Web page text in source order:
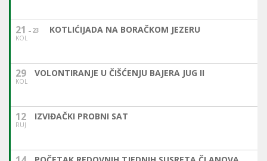
21
KOL
23 KOTLIĆIJADA NA BORAČKOM JEZERU
29
KOL
VOLONTIRANJE U ČIŠĆENJU BAJERA JUG II
12
RUJ
IZVIĐAČKI PROBNI SAT